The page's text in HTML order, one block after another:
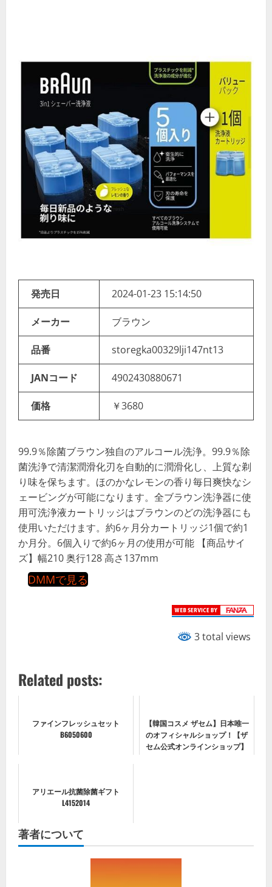
発売日 2024-01-23 15:14:50
メーカー ブラウン
品番 storegka00329lji147nt13
JANコード 4902430880671
価格 ￥3680
99.9％除菌ブラウン独自のアルコール洗浄。99.9％除
菌洗浄で清潔潤滑化刃を自動的に潤滑化し、上質な剃
り味を保ちます。ほのかなレモンの香り毎日爽快なシ
ェービングが可能になります。全ブラウン洗浄器に使
用可洗浄液カートリッジはブラウンのどの洗浄器にも
使用いただけます。約6ヶ月分カートリッジ1個で約1
か月分。6個入りで約6ヶ月の使用が可能 【商品サイ
ズ】幅210 奥行128 高さ137mm
DMMで見る
3 total views
Related posts:
ファインフレッシュセット
B6050600
【韓国コスメ ザセム】日本唯一
のオフィシャルショップ！【ザ
セム公式オンラインショップ】
アリエール抗菌除菌ギフト
L4152014
著者について